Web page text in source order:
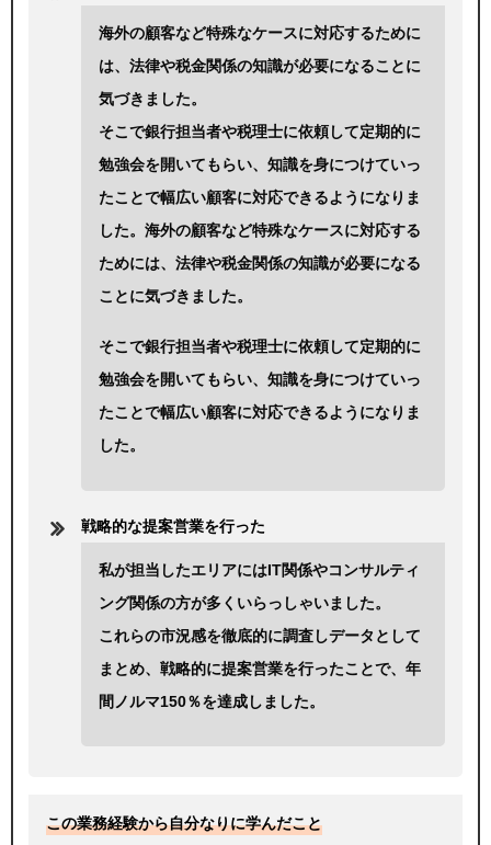
海外の顧客など特殊なケースに対応するために
は、法律や税金関係の知識が必要になることに
気づきました。
そこで銀行担当者や税理士に依頼して定期的に
勉強会を開いてもらい、知識を身につけていっ
たことで幅広い顧客に対応できるようになりま
した。海外の顧客など特殊なケースに対応する
ためには、法律や税金関係の知識が必要になる
ことに気づきました。
そこで銀行担当者や税理士に依頼して定期的に
勉強会を開いてもらい、知識を身につけていっ
たことで幅広い顧客に対応できるようになりま
した。
戦略的な提案営業を行った
私が担当したエリアにはIT関係やコンサルティ
ング関係の方が多くいらっしゃいました。
これらの市況感を徹底的に調査しデータとして
まとめ、戦略的に提案営業を行ったことで、年
間ノルマ150％を達成しました。
この業務経験から自分なりに学んだこと